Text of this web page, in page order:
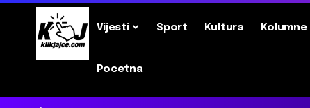
Vijesti Sport Kultura Kolumne
Pocetna